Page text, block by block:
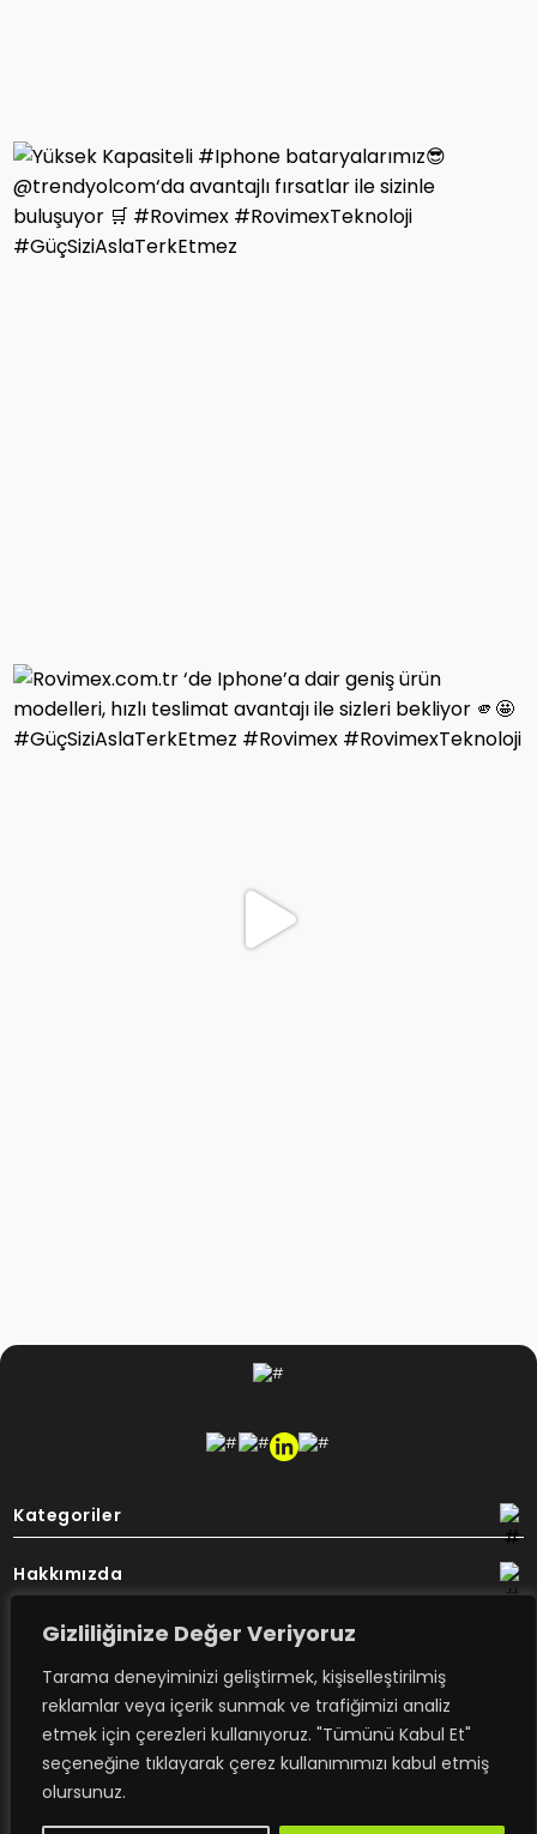
Gizliliğinize Değer Veriyoruz
Tarama deneyiminizi geliştirmek, kişiselleştirilmiş
reklamlar veya içerik sunmak ve trafiğimizi analiz
etmek için çerezleri kullanıyoruz. "Tümünü Kabul Et"
seçeneğine tıklayarak çerez kullanımımızı kabul etmiş
olursunuz.
Kategoriler
Hakkımızda
Destek
Bülten